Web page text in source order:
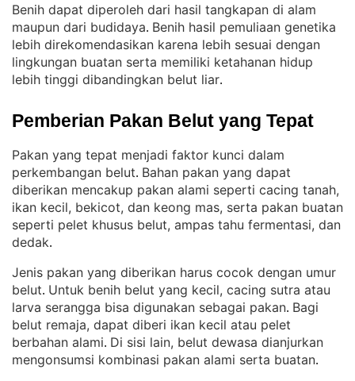
Benih dapat diperoleh dari hasil tangkapan di alam
maupun dari budidaya. Benih hasil pemuliaan genetika
lebih direkomendasikan karena lebih sesuai dengan
lingkungan buatan serta memiliki ketahanan hidup
lebih tinggi dibandingkan belut liar.
Pemberian Pakan Belut yang Tepat
Pakan yang tepat menjadi faktor kunci dalam
perkembangan belut. Bahan pakan yang dapat
diberikan mencakup pakan alami seperti cacing tanah,
ikan kecil, bekicot, dan keong mas, serta pakan buatan
seperti pelet khusus belut, ampas tahu fermentasi, dan
dedak.
Jenis pakan yang diberikan harus cocok dengan umur
belut. Untuk benih belut yang kecil, cacing sutra atau
larva serangga bisa digunakan sebagai pakan. Bagi
belut remaja, dapat diberi ikan kecil atau pelet
berbahan alami. Di sisi lain, belut dewasa dianjurkan
mengonsumsi kombinasi pakan alami serta buatan.